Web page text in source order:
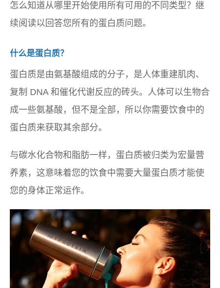
怎么知道从哪里开始使用所有可用的不同类型？继
续阅读以回答您所有的蛋白质问题。
什么是蛋白质？
蛋白质是由氨基酸组成的分子，是人体重建肌肉、
复制 DNA 和催化代谢反应的砖头。人体可以生物合
成一些氨基酸，但不是全部，所以你需要饮食中的
蛋白质来获取其余部分。
与碳水化合物和脂肪一样，蛋白质被归类为宏量营
养素，这意味着您的饮食中需要大量蛋白质才能使
您的身体正常运作。